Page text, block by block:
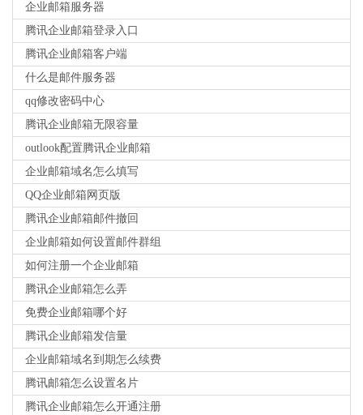
企业邮箱服务器
腾讯企业邮箱登录入口
腾讯企业邮箱客户端
什么是邮件服务器
qq修改密码中心
腾讯企业邮箱无限容量
outlook配置腾讯企业邮箱
企业邮箱域名怎么填写
QQ企业邮箱网页版
腾讯企业邮箱邮件撤回
企业邮箱如何设置邮件群组
如何注册一个企业邮箱
腾讯企业邮箱怎么弄
免费企业邮箱哪个好
腾讯企业邮箱发信量
企业邮箱域名到期怎么续费
腾讯邮箱怎么设置名片
腾讯企业邮箱怎么开通注册